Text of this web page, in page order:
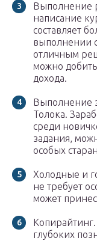
Выполнение
написание
составляет
выполнении
отличным
можно
дохода.
Выполнение
Толока.
среди
задания,
особых
Холодные и
не требует
может
глубоких